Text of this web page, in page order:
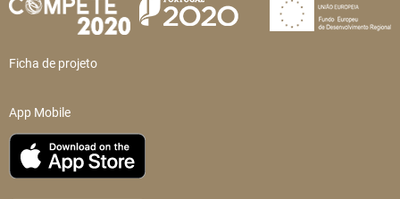
Ficha de projeto
App Mobile